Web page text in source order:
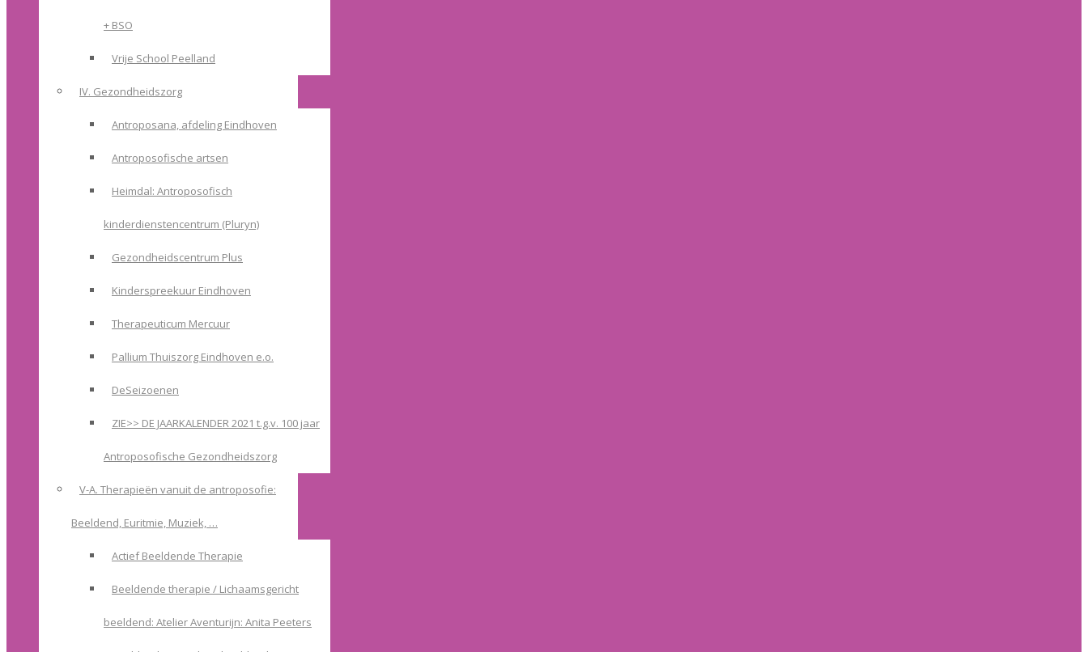
+ BSO
Vrije School Peelland
IV. Gezondheidszorg
Antroposana, afdeling Eindhoven
Antroposofische artsen
Heimdal: Antroposofisch
kinderdienstencentrum (Pluryn)
Gezondheidscentrum Plus
Kinderspreekuur Eindhoven
Therapeuticum Mercuur
Pallium Thuiszorg Eindhoven e.o.
DeSeizoenen
ZIE>> DE JAARKALENDER 2021 t.g.v. 100 jaar
Antroposofische Gezondheidszorg
V-A. Therapieën vanuit de antroposofie:
Beeldend, Euritmie, Muziek, …
Actief Beeldende Therapie
Beeldende therapie / Lichaamsgericht
beeldend: Atelier Aventurijn: Anita Peeters